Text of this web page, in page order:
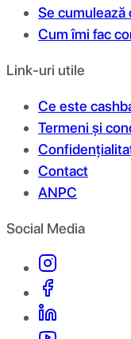
Se cumulează
Cum îmi fac
Link-uri utile
Ce este
Termeni și
Contact
ANPC
Social Media